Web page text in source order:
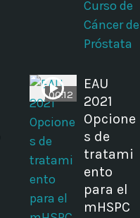
Curso de
Cáncer de
Próstata
00:12
EAU
2021
Opcione
s de
tratami
ento
para el
mHSPC